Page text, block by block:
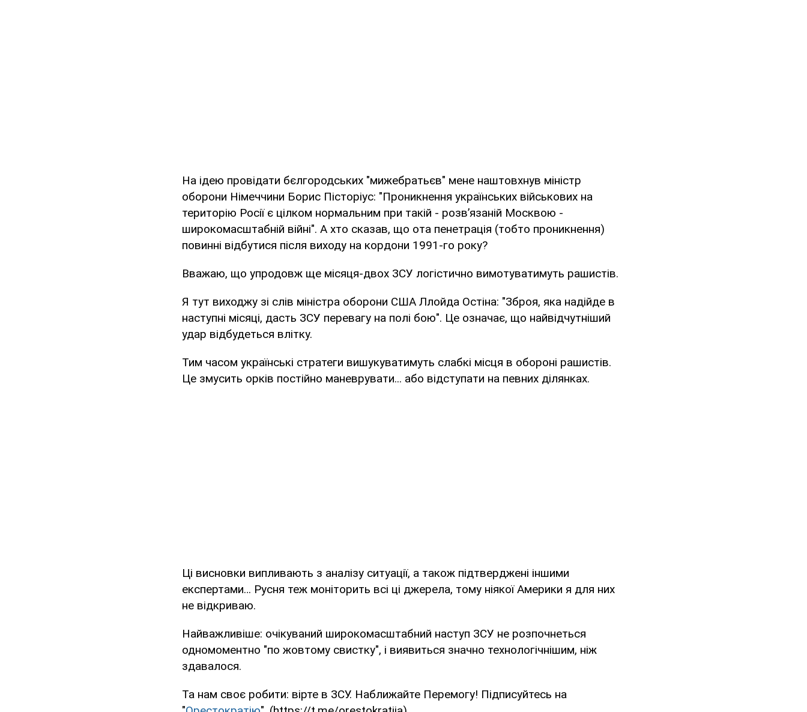
На ідею провідати бєлгородських "мижебратьєв" мене наштовхнув міністр
оборони Німеччини Борис Пісторіус: "Проникнення українських військових на
територію Росії є цілком нормальним при такій - розвʼязаній Москвою -
широкомасштабній війні". А хто сказав, що ота пенетрація (тобто проникнення)
повинні відбутися після виходу на кордони 1991-го року?
Вважаю, що упродовж ще місяця-двох ЗСУ логістично вимотуватимуть рашистів.
Я тут виходжу зі слів міністра оборони США Ллойда Остіна: "Зброя, яка надійде в
наступні місяці, дасть ЗСУ перевагу на полі бою". Це означає, що найвідчутніший
удар відбудеться влітку.
Тим часом українські стратеги вишукуватимуть слабкі місця в обороні рашистів.
Це змусить орків постійно маневрувати... або відступати на певних ділянках.
Ці висновки випливають з аналізу ситуації, а також підтверджені іншими
експертами… Русня теж моніторить всі ці джерела, тому ніякої Америки я для них
не відкриваю.
Найважливіше: очікуваний широкомасштабний наступ ЗСУ не розпочнеться
одномоментно "по жовтому свистку", і виявиться значно технологічнішим, ніж
здавалося.
Та нам своє робити: вірте в ЗСУ. Наближайте Перемогу! Підписуйтесь на